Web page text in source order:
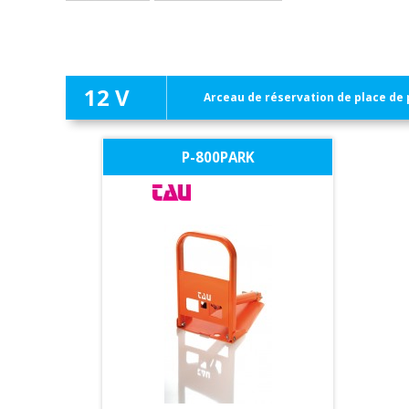
12 V Arceau de réservation de place de
P-800PARK